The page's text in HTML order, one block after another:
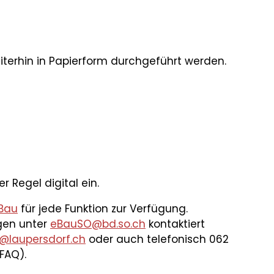
in Papierform durchgeführt werden.
Regel digital ein.
für jede Funktion zur Verfügung.
unter eBauSO@bd.so.ch kontaktiert
oder auch telefonisch 062